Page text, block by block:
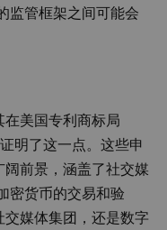
监管框架之间可能会
美国专利商标局
明了这一点。这些申
前景，涵盖了社交媒
密货币的交易和验
媒体集团，还是数字